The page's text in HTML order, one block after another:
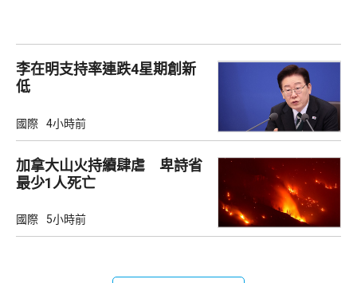
李在明支持率連跌4星期創新
低
國際 4小時前
加拿大山火持續肆虐 卑詩省
最少1人死亡
國際 5小時前